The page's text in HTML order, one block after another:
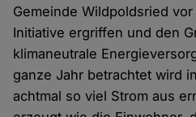
Gemeinde Wildpoldsried
Initiative ergriffen und den
klimaneutrale
ganze Jahr betrachtet wird
achtmal so viel Strom aus